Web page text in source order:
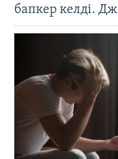
бапкер келді.